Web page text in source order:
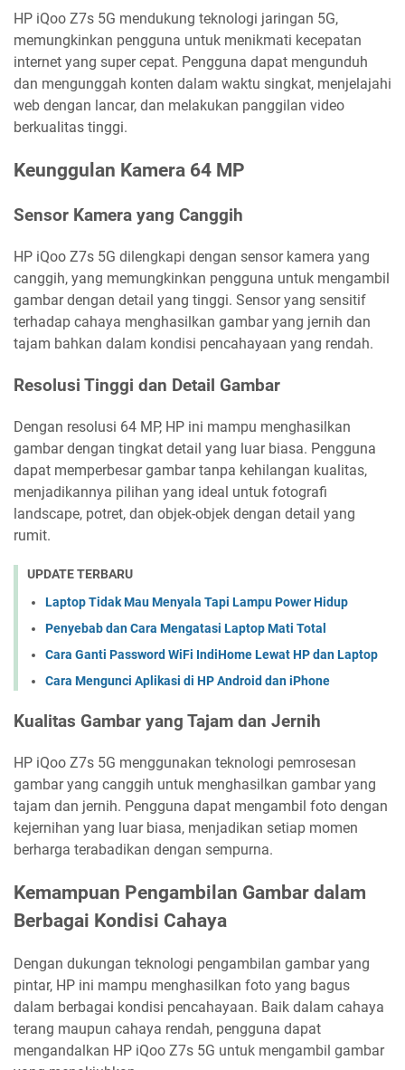
HP iQoo Z7s 5G mendukung teknologi jaringan 5G,
memungkinkan pengguna untuk menikmati kecepatan
internet yang super cepat. Pengguna dapat mengunduh
dan mengunggah konten dalam waktu singkat, menjelajahi
web dengan lancar, dan melakukan panggilan video
berkualitas tinggi.
Keunggulan Kamera 64 MP
Sensor Kamera yang Canggih
HP iQoo Z7s 5G dilengkapi dengan sensor kamera yang
canggih, yang memungkinkan pengguna untuk mengambil
gambar dengan detail yang tinggi. Sensor yang sensitif
terhadap cahaya menghasilkan gambar yang jernih dan
tajam bahkan dalam kondisi pencahayaan yang rendah.
Resolusi Tinggi dan Detail Gambar
Dengan resolusi 64 MP, HP ini mampu menghasilkan
gambar dengan tingkat detail yang luar biasa. Pengguna
dapat memperbesar gambar tanpa kehilangan kualitas,
menjadikannya pilihan yang ideal untuk fotografi
landscape, potret, dan objek-objek dengan detail yang
rumit.
UPDATE TERBARU
Laptop Tidak Mau Menyala Tapi Lampu Power Hidup
Penyebab dan Cara Mengatasi Laptop Mati Total
Cara Ganti Password WiFi IndiHome Lewat HP dan Laptop
Cara Mengunci Aplikasi di HP Android dan iPhone
Kualitas Gambar yang Tajam dan Jernih
HP iQoo Z7s 5G menggunakan teknologi pemrosesan
gambar yang canggih untuk menghasilkan gambar yang
tajam dan jernih. Pengguna dapat mengambil foto dengan
kejernihan yang luar biasa, menjadikan setiap momen
berharga terabadikan dengan sempurna.
Kemampuan Pengambilan Gambar dalam
Berbagai Kondisi Cahaya
Dengan dukungan teknologi pengambilan gambar yang
pintar, HP ini mampu menghasilkan foto yang bagus
dalam berbagai kondisi pencahayaan. Baik dalam cahaya
terang maupun cahaya rendah, pengguna dapat
mengandalkan HP iQoo Z7s 5G untuk mengambil gambar